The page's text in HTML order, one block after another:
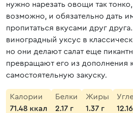
нужно нарезать овощи так
возможно, и обязательно дать
пропитаться вкусами друг
виноградный уксус в
но они делают салат еще
превращают его из дополнения
самостоятельную закуску.
Калории
71.48 ккал
Белки
2.17 г
Жиры
1.37 г